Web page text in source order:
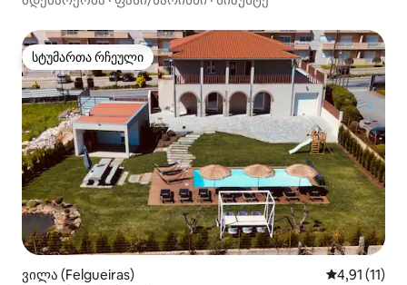
სტუმართა რჩეული
სტუმართა რჩეული
ვილა (Felgueiras) საშუალო
4,91 (11)